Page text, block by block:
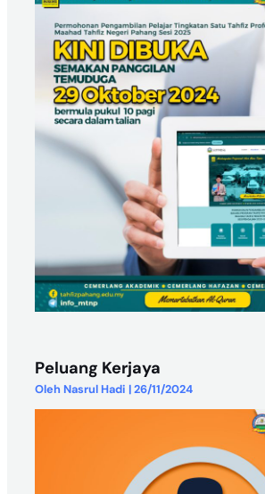
Peluang Kerjaya
Oleh Nasrul Hadi |26/11/2024